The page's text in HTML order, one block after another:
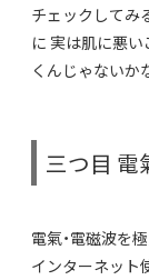
チェックしてみ
に 実は肌に悪い
くんじゃない
三つ目 電
電氣・電磁波を
インターネット